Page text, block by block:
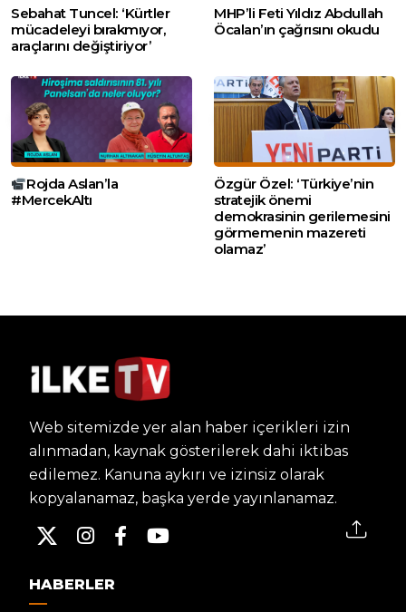
Sebahat Tuncel: ‘Kürtler
mücadeleyi bırakmıyor,
araçlarını değiştiriyor’
MHP’li Feti Yıldız Abdullah
Öcalan’ın çağrısını okudu
Rojda Aslan’la
#MercekAltı
Özgür Özel: ‘Türkiye’nin
stratejik önemi
demokrasinin gerilemesini
görmemenin mazereti
olamaz’
Web sitemizde yer alan haber içerikleri izin
alınmadan, kaynak gösterilerek dahi iktibas
edilemez. Kanuna aykırı ve izinsiz olarak
kopyalanamaz, başka yerde yayınlanamaz.
HABERLER